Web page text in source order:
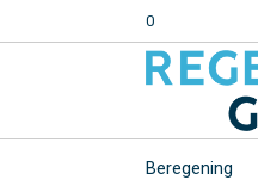
0
Beregening